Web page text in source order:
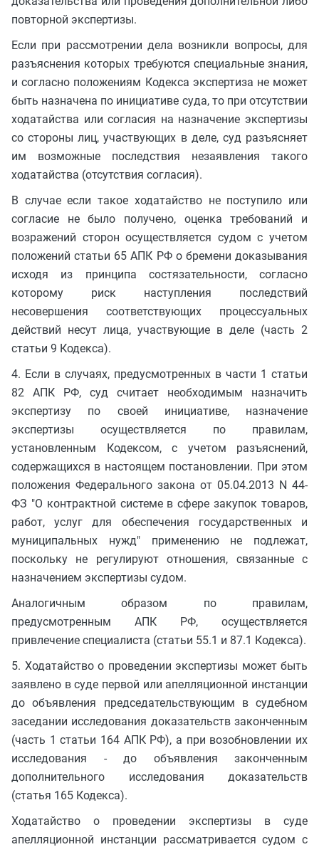
повторной экспертизы.
Если при рассмотрении дела возникли вопросы, для
разъяснения которых требуются специальные знания,
и согласно положениям Кодекса экспертиза не может
быть назначена по инициативе суда, то при отсутствии
ходатайства или согласия на назначение экспертизы
со стороны лиц, участвующих в деле, суд разъясняет
им возможные последствия незаявления такого
ходатайства (отсутствия согласия).
В случае если такое ходатайство не поступило или
согласие не было получено, оценка требований и
возражений сторон осуществляется судом с учетом
положений статьи 65 АПК РФ о бремени доказывания
исходя из принципа состязательности, согласно
которому риск наступления последствий
несовершения соответствующих процессуальных
действий несут лица, участвующие в деле (часть 2
статьи 9 Кодекса).
4. Если в случаях, предусмотренных в части 1 статьи
82 АПК РФ, суд считает необходимым назначить
экспертизу по своей инициативе, назначение
экспертизы осуществляется по правилам,
установленным Кодексом, с учетом разъяснений,
содержащихся в настоящем постановлении. При этом
положения Федерального закона от 05.04.2013 N 44-
ФЗ "О контрактной системе в сфере закупок товаров,
работ, услуг для обеспечения государственных и
муниципальных нужд" применению не подлежат,
поскольку не регулируют отношения, связанные с
назначением экспертизы судом.
Аналогичным образом по правилам,
предусмотренным АПК РФ, осуществляется
привлечение специалиста (статьи 55.1 и 87.1 Кодекса).
5. Ходатайство о проведении экспертизы может быть
заявлено в суде первой или апелляционной инстанции
до объявления председательствующим в судебном
заседании исследования доказательств законченным
(часть 1 статьи 164 АПК РФ), а при возобновлении их
исследования - до объявления законченным
дополнительного исследования доказательств
(статья 165 Кодекса).
Ходатайство о проведении экспертизы в суде
апелляционной инстанции рассматривается судом с